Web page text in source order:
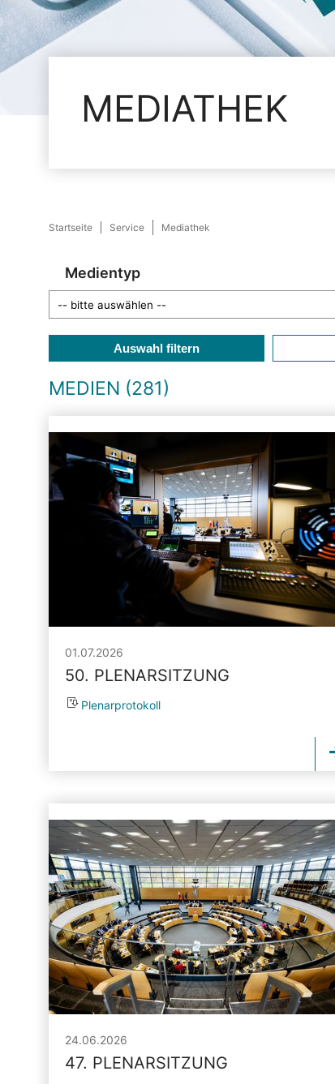
MEDIATHEK
Startseite Service Mediathek
Medientyp
Auswahl filtern
MEDIEN (281)
01.07.2026
50. PLENARSITZUNG
Plenarprotokoll
24.06.2026
47. PLENARSITZUNG